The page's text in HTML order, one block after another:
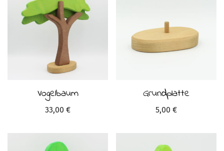
Vogelbaum
33,00 €
Grundplatte
5,00 €